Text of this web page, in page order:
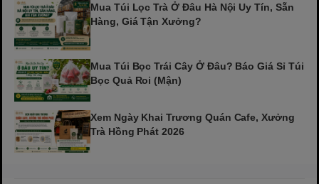
Mua Túi Lọc Trà Ở Đâu Hà Nội Uy Tín, Sẵn
Hàng, Giá Tận Xưởng?
Mua Túi Bọc Trái Cây Ở Đâu? Báo Giá Sỉ Túi
Bọc Quả Roi (Mận)
Xem Ngày Khai Trương Quán Cafe, Xưởng
Trà Hồng Phát 2026